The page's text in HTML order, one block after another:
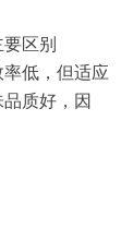
区别
低，但适应
质好，因